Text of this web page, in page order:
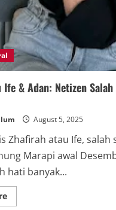
& Adan: Netizen
August 5, 2025
Zhafirah atau Ife, salah
Marapi awal
hati banyak...
Read
more